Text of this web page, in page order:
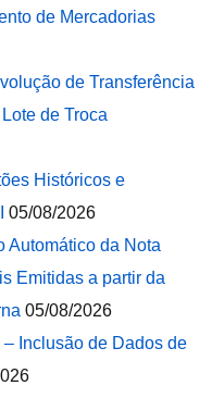
de Mercadorias
de Transferência
de Troca
Históricos e
05/08/2026
Automático da Nota
Emitidas a partir da
05/08/2026
Inclusão de Dados de